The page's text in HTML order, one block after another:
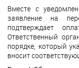
Вместе с
заявление на
подтверждает
Ответственный
порядке, который
вносит